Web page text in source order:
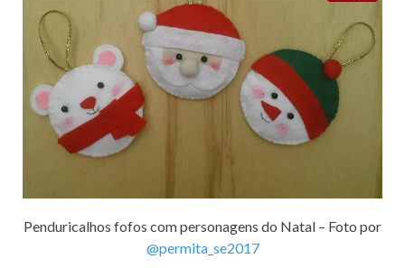
Penduricalhos fofos com personagens do Natal – Foto por
@permita_se2017